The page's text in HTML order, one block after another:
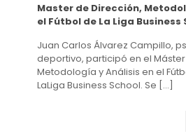
Master de Dirección,
el Fútbol de La Liga Business
Juan Carlos Álvarez Campillo,
deportivo, participó en el
Metodología y Análisis en el
LaLiga Business School. Se […]